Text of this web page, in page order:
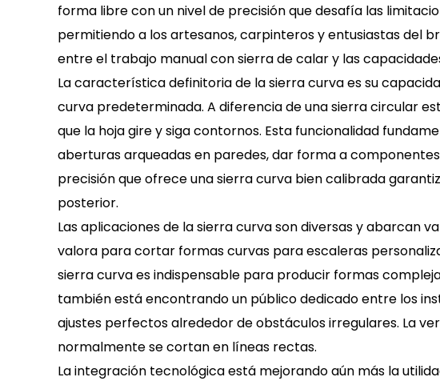
forma libre con un nivel de precisión que desafía las
permitiendo a los artesanos, carpinteros y entusiastas del
entre el trabajo manual con sierra de calar y las
La característica definitoria de la sierra curva es su
curva predeterminada. A diferencia de una sierra circular
que la hoja gire y siga contornos. Esta funcionalidad
aberturas arqueadas en paredes, dar forma a
precisión que ofrece una sierra curva bien calibrada
posterior.
Las aplicaciones de la sierra curva son diversas y abarcan
valora para cortar formas curvas para escaleras
sierra curva es indispensable para producir formas
también está encontrando un público dedicado entre los
ajustes perfectos alrededor de obstáculos irregulares. La
normalmente se cortan en líneas rectas.
La integración tecnológica está mejorando aún más la